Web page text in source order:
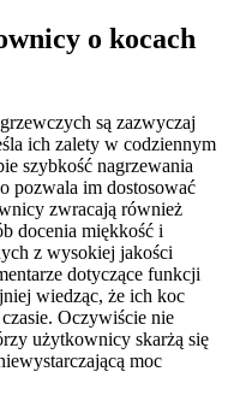
o kocach
są zazwyczaj
ich zalety w codziennym
szybkość nagrzewania
pozwala im dostosować
zwracają również
docenia miękkość i
z wysokiej jakości
dotyczące funkcji
wiedząc, że ich koc
Oczywiście nie
użytkownicy skarżą się
moc